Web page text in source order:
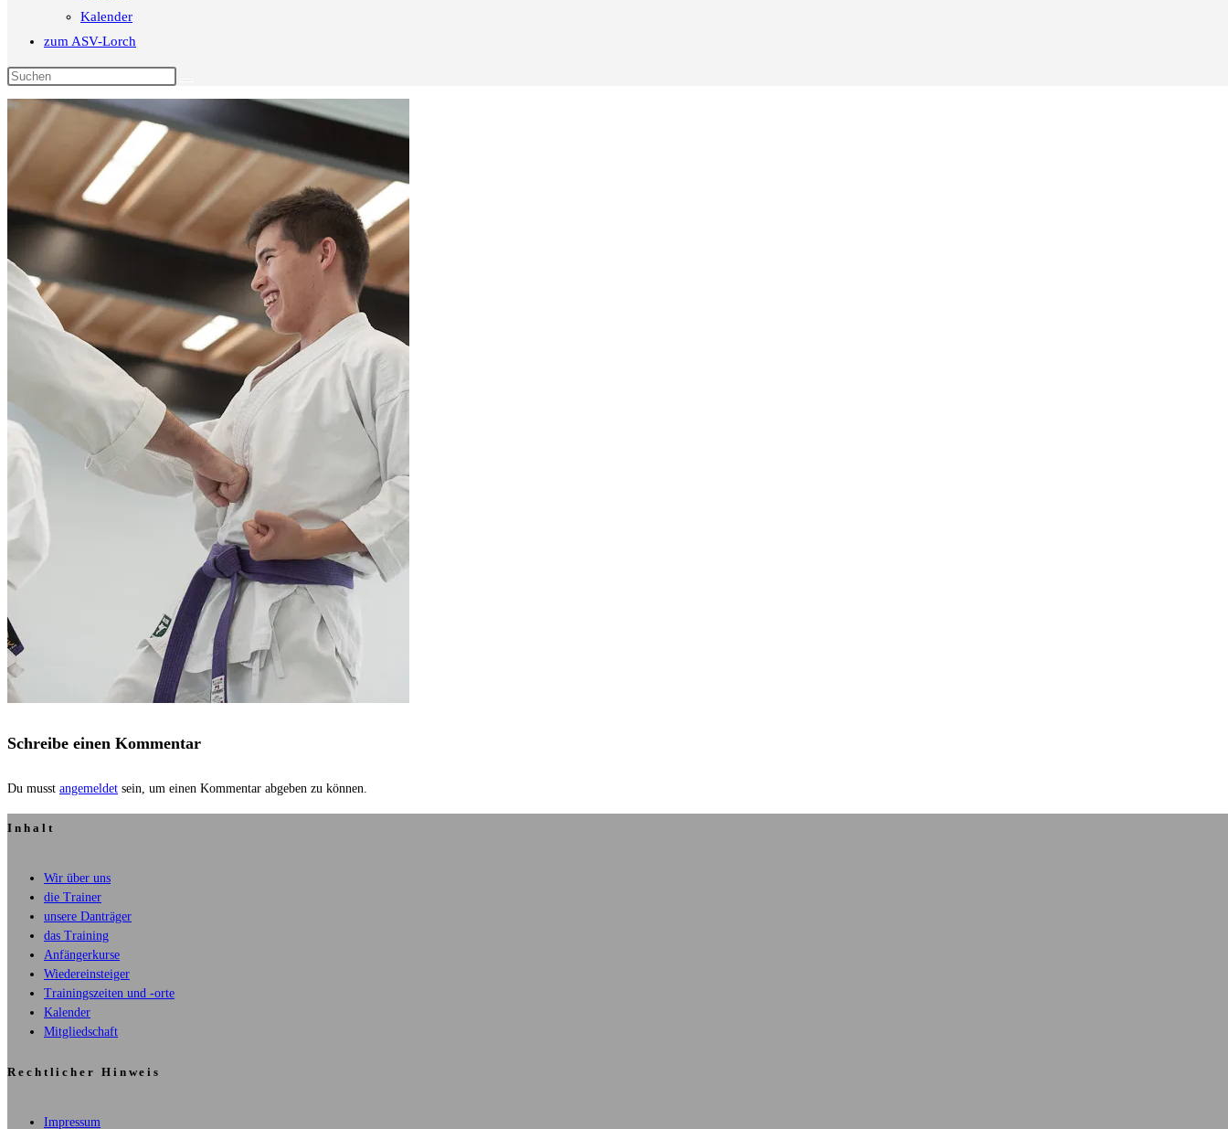
Kalender
zum ASV-Lorch
Diese
durchsuchen
Schreibe einen Kommentar
Du musst angemeldet sein, um einen Kommentar abgeben zu können.
Inhalt
Wir über uns
die Trainer
unsere Danträger
das Training
Anfängerkurse
Wiedereinsteiger
Trainingszeiten und -orte
Kalender
Mitgliedschaft
Rechtlicher Hinweis
Impressum